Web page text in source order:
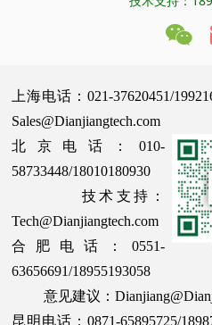
上海电话：021-37620451/
Sales@Dianjiangtech.com
北京电话：010-
58733448/18010180930
技术支持：
Tech@Dianjiangtech.com
合肥电话：0551-
63656691/18955193058
意见建议：
昆明电话：0871-65895725/